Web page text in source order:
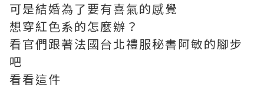
可是結婚為了要有喜氣的感覺
想穿紅色系的怎麼辦？
看官們跟著法國台北禮服秘書阿敏的腳步
吧
看看這件